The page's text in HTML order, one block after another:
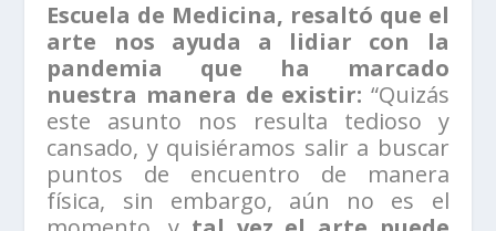
Escuela de Medicina, resaltó que el
arte nos ayuda a lidiar con la
pandemia que ha marcado
nuestra manera de existir: “Quizás
este asunto nos resulta tedioso y
cansado, y quisiéramos salir a buscar
puntos de encuentro de manera
física, sin embargo, aún no es el